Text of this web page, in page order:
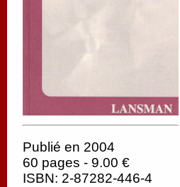
Publié en 2004
60 pages - 9.00 €
ISBN: 2-87282-446-4